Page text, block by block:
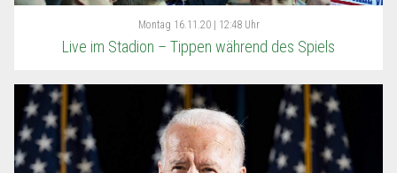
Montag 16.11.20 | 12:48 Uhr
Live im Stadion – Tippen während des Spiels